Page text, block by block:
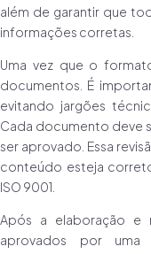
além de garantir que
informações corretas.
Uma vez que o
documentos. É
evitando jargões
Cada documento deve
ser aprovado. Essa
conteúdo esteja
ISO 9001.
Após a elaboração e
aprovados por